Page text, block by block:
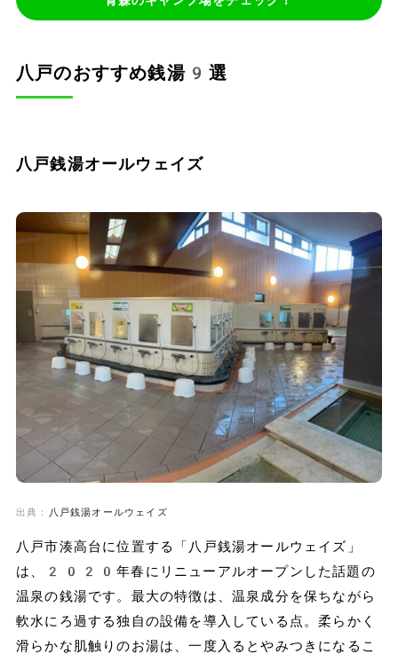
八戸のおすすめ銭湯9選
八戸銭湯オールウェイズ
出典： 八戸銭湯オールウェイズ
八戸市湊高台に位置する「八戸銭湯オールウェイズ」
は、2020年春にリニューアルオープンした話題の
温泉の銭湯です。最大の特徴は、温泉成分を保ちながら
軟水にろ過する独自の設備を導入している点。柔らかく
滑らかな肌触りのお湯は、一度入るとやみつきになるこ